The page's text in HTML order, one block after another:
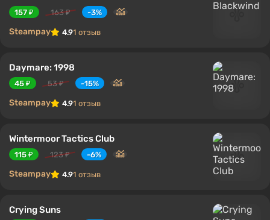
157 ₽ 163 ₽ -3%
Steampay 4.91 отзыв
Daymare: 1998
45 ₽ 53 ₽ -15%
Steampay 4.91 отзыв
Wintermoor Tactics Club
115 ₽ 123 ₽ -6%
Steampay 4.91 отзыв
Crying Suns